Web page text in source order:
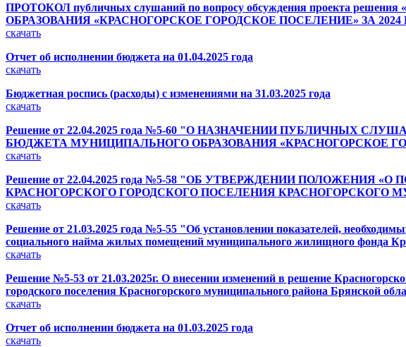
ПРОТОКОЛ публичных слушаний по вопросу обсуждения
ОБРАЗОВАНИЯ «КРАСНОГОРСКОЕ ГОРОДСКОЕ ПОСЕЛЕНИЕ» ЗА 2024
скачать
Отчет об исполнении бюджета на 01.04.2025 года
скачать
Бюджетная роспись (расходы) с изменениями на 31.03.2025 года
скачать
Решение от 22.04.2025 года №5-60 "О НАЗНАЧЕНИИ
БЮДЖЕТА МУНИЦИПАЛЬНОГО ОБРАЗОВАНИЯ «КРАСНОГОРСКОЕ
скачать
Решение от 22.04.2025 года №5-58 "ОБ УТВЕРЖДЕНИИ
КРАСНОГОРСКОГО ГОРОДСКОГО ПОСЕЛЕНИЯ КРАСНОГОРСКОГО
скачать
Решение от 21.03.2025 года №5-55 "Об установлении показателей,
социального найма жилых помещений муниципального жилищного фонда
скачать
Решение №5-53 от 21.03.2025г. О внесении изменений в решение
городского поселения Красногорского муниципального района Брянской
скачать
Отчет об исполнении бюджета на 01.03.2025 года
скачать